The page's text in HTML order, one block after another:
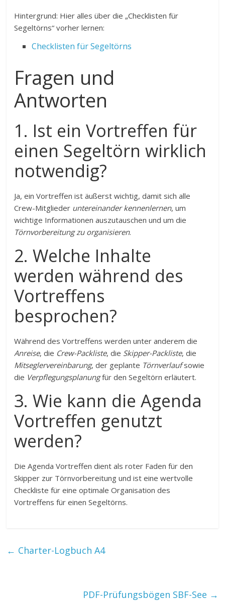
Hintergrund: Hier alles über die „Checklisten für
Segeltörns“ vorher lernen:
Checklisten für Segeltörns
Fragen und
Antworten
1. Ist ein Vortreffen für
einen Segeltörn wirklich
notwendig?
Ja, ein Vortreffen ist äußerst wichtig, damit sich alle
Crew-Mitglieder untereinander kennenlernen, um
wichtige Informationen auszutauschen und um die
Törnvorbereitung zu organisieren.
2. Welche Inhalte
werden während des
Vortreffens
besprochen?
Während des Vortreffens werden unter anderem die
Anreise, die Crew-Packliste, die Skipper-Packliste, die
Mitseglervereinbarung, der geplante Törnverlaufsowie
die Verpflegungsplanungfür den Segeltörn erläutert.
3. Wie kann die Agenda
Vortreffen genutzt
werden?
Die Agenda Vortreffen dient als roter Faden für den
Skipper zur Törnvorbereitung und ist eine wertvolle
Checkliste für eine optimale Organisation des
Vortreffens für einen Segeltörns.
← Charter-Logbuch A4
PDF-Prüfungsbögen SBF-See →